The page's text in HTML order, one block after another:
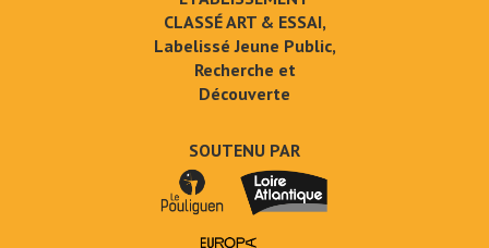
CLASSÉ ART & ESSAI,
Labelissé Jeune Public,
Recherche et
Découverte
SOUTENU PAR